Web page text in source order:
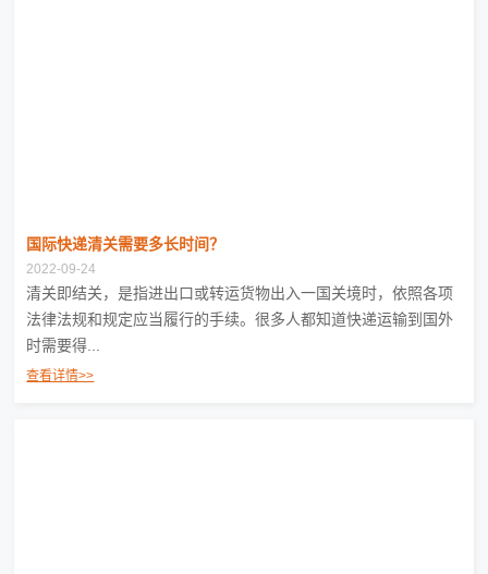
国际快递清关需要多长时间？
2022-09-24
清关即结关，是指进出口或转运货物出入一国关境时，依照各项
法律法规和规定应当履行的手续。很多人都知道快递运输到国外
时需要得...
查看详情>>